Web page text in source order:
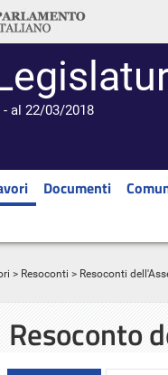
al 22/03/2018
Documenti
> Resoconti > Resoconti
Resoconto